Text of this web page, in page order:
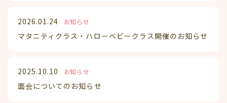
2026.01.24 お知らせ
マタニティクラス・ハローベビークラス開催のお知らせ
2025.10.10 お知らせ
面会についてのお知らせ